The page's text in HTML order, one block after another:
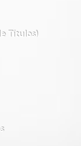
Títulos)